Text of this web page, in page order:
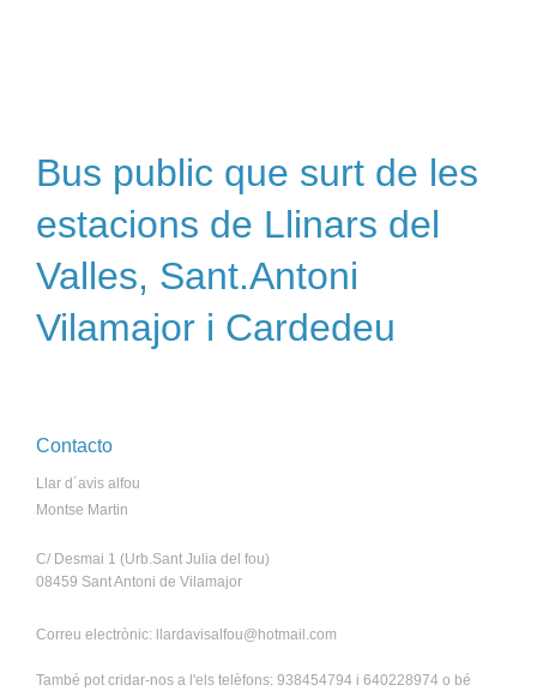
Bus public que surt de les
estacions de Llinars del
Valles, Sant.Antoni
Vilamajor i Cardedeu
Contacto
Llar d´avis alfou
Montse Martin
C/ Desmai 1 (Urb.Sant Julia del fou)
08459 Sant Antoni de Vilamajor
Correu electrònic: llardavisalfou@hotmail.com
També pot cridar-nos a l'els telèfons: 938454794 i 640228974 o bé